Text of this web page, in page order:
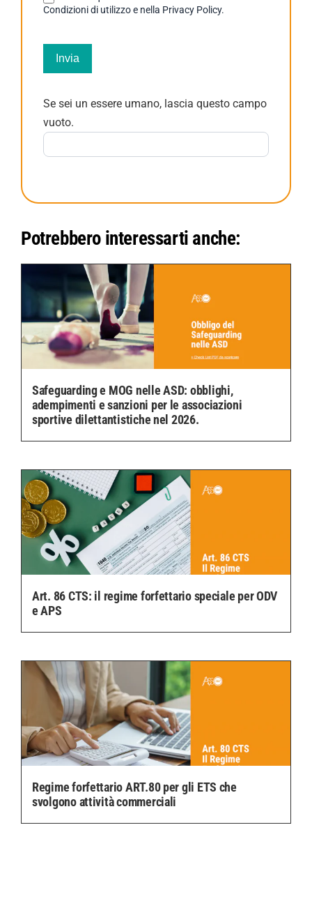
Condizioni di utilizzo e nella Privacy Policy.
Invia
Se sei un essere umano, lascia questo campo
vuoto.
Potrebbero interessarti anche:
Safeguarding e MOG nelle ASD: obblighi,
adempimenti e sanzioni per le associazioni
sportive dilettantistiche nel 2026.
Art. 86 CTS: il regime forfettario speciale per ODV
e APS
Regime forfettario ART.80 per gli ETS che
svolgono attività commerciali